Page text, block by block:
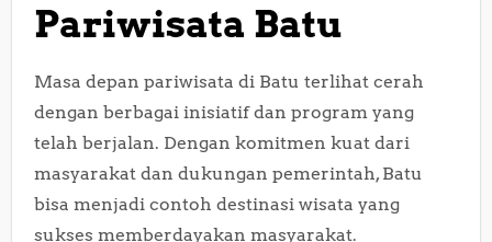
Pariwisata Batu
Masa depan pariwisata di Batu terlihat cerah
dengan berbagai inisiatif dan program yang
telah berjalan. Dengan komitmen kuat dari
masyarakat dan dukungan pemerintah, Batu
bisa menjadi contoh destinasi wisata yang
sukses memberdayakan masyarakat.